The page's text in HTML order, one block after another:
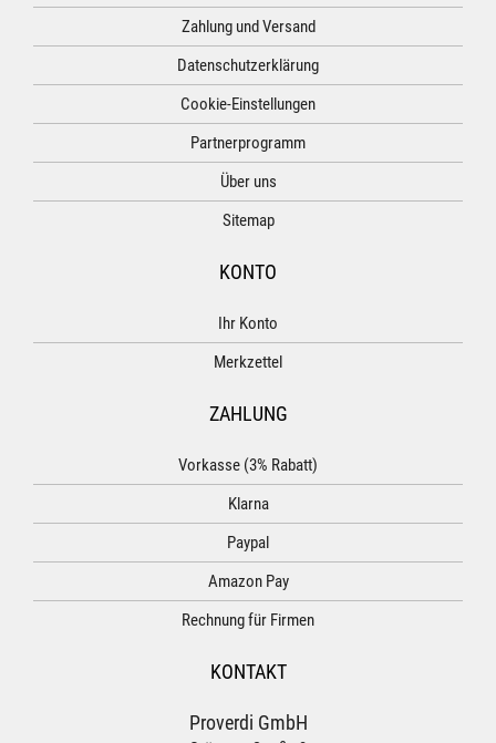
Zahlung und Versand
Datenschutzerklärung
Cookie-Einstellungen
Partnerprogramm
Über uns
Sitemap
KONTO
Ihr Konto
Merkzettel
ZAHLUNG
Vorkasse (3% Rabatt)
Klarna
Paypal
Amazon Pay
Rechnung für Firmen
KONTAKT
Proverdi GmbH